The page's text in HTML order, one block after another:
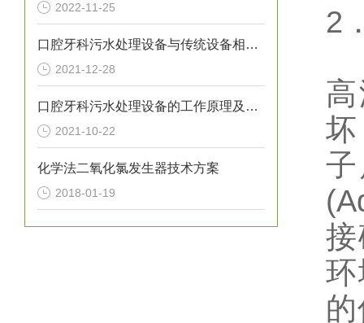
2022-11-25
口腔牙科污水处理设备与传统设备相比的优势介绍
2021-12-28
口腔牙科污水处理设备的工作原理及出故障时需采取的措施介绍
2021-10-22
化学法二氧化氯发生器技术方案
2018-01-19
2